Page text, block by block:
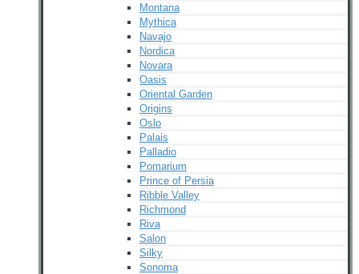
Montana
Mythica
Navajo
Nordica
Novara
Oasis
Oriental Garden
Origins
Oslo
Palais
Palladio
Pomarium
Prince of Persia
Ribble Valley
Richmond
Riva
Salon
Silky
Sonoma